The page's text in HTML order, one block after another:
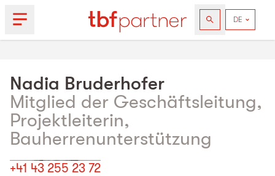
Nadia Bruderhofer
Mitglied der Geschäftsleitung,
Projektleiterin,
Bauherrenunterstützung
+41 43 255 23 72